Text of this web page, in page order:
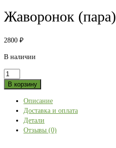
Жаворонок (пара)
2800 ₽
В наличии
Количество
товара
(пара)
В корзину
Описание
Доставка и оплата
Детали
Отзывы (0)